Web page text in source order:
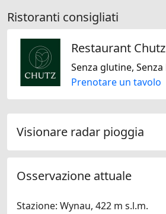
Ristoranti consigliati
Restaurant Chutz
Prenotare un tavolo
Visionare radar pioggia
Osservazione attuale
Stazione: Wynau, 422 m s.l.m.